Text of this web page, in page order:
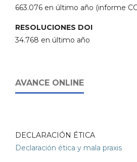
663.076 en último año (informe
RESOLUCIONES DOI
34.768 en último año
AVANCE ONLINE
DECLARACIÓN ÉTICA
Declaración ética y mala praxis